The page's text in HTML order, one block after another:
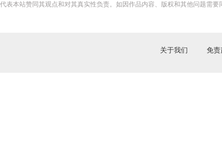
代表本站赞同其观点和对其真实性负责。如因作品内容、版权和其他问题需
关于我们 免责